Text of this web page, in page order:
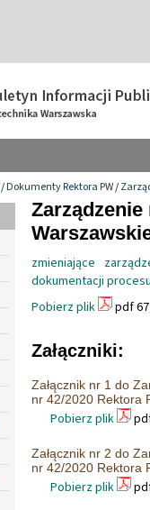
/Dokumenty Rektora PW/
zmieniające
dokumentacji
Pobierz plik
pdf
Załączniki:
Załącznik nr 1 do
nr 42/2020 Rektora
Pobierz plik
Załącznik nr 2 do
nr 42/2020 Rektora
Pobierz plik